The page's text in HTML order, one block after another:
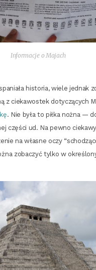
Infor­ma­cje o Majach
histo­ria, wie­le jed­nak
z cie­ka­wo­stek doty­czą­cych
. Nie była to pił­ka noż­na —
czę­ści ud. Na pew­no
na wła­sne oczy
zoba­czyć tyl­ko w